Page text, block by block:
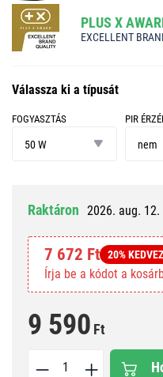
PLUS X
EXCELLENT
Válassza ki a típusát
FOGYASZTÁS
50 W
PIR
érzékelő
nem
Raktáron 2026. aug. 12.
7 672 Ft 20%
Írja be a kódot a
9 590 Ft